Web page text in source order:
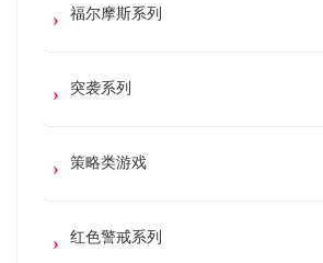
福尔摩斯系列
突袭系列
策略类游戏
红色警戒系列